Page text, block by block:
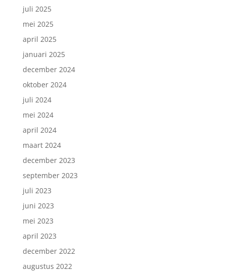
juli 2025
mei 2025
april 2025
januari 2025
december 2024
oktober 2024
juli 2024
mei 2024
april 2024
maart 2024
december 2023
september 2023
juli 2023
juni 2023
mei 2023
april 2023
december 2022
augustus 2022